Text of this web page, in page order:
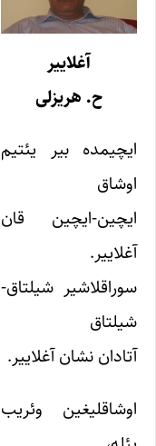
آغلاییر
ح. هریزلی
ایچیمده بیر یئتیم
اوشاق
ایچین-ایچین قان
آغلاییر.
سوراقلاشیر شیلتاق-
شیلتاق
آتادان نشان آغلاییر.
اوشاقلیغین وئریب